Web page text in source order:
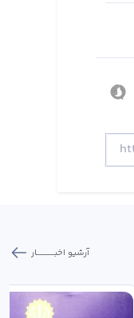
آرشیو اخبـــــــــــار